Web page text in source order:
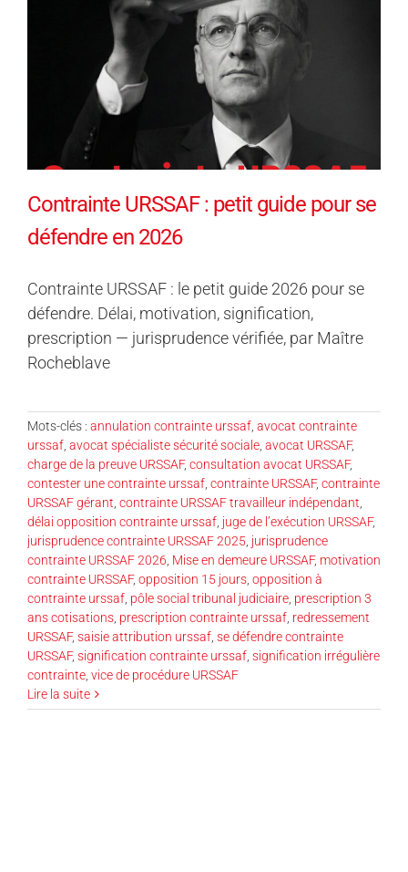
Contrainte URSSAF : petit guide pour se
défendre en 2026
Contrainte URSSAF : le petit guide 2026 pour se
défendre. Délai, motivation, signification,
prescription — jurisprudence vérifiée, par Maître
Rocheblave
Mots-clés : annulation contrainte urssaf avocat contrainte
urssaf avocat spécialiste sécurité sociale avocat URSSAF,
charge de la preuve URSSAF, consultation avocat URSSAF,
contester une contrainte urssaf contrainte URSSAF, contrainte
URSSAF gérant contrainte URSSAF travailleur indépendant
délai opposition contrainte urssaf juge de l’exécution URSSAF,
jurisprudence contrainte URSSAF 2025 jurisprudence
contrainte URSSAF 2026 Mise en demeure URSSAF, motivation
contrainte URSSAF, opposition 15 jours opposition à
contrainte urssaf pôle social tribunal judiciaire prescription 3
ans cotisations prescription contrainte urssaf redressement
URSSAF, saisie attribution urssaf se défendre contrainte
URSSAF, signification contrainte urssaf signification irrégulière
contrainte vice de procédure URSSAF
Lire la suite